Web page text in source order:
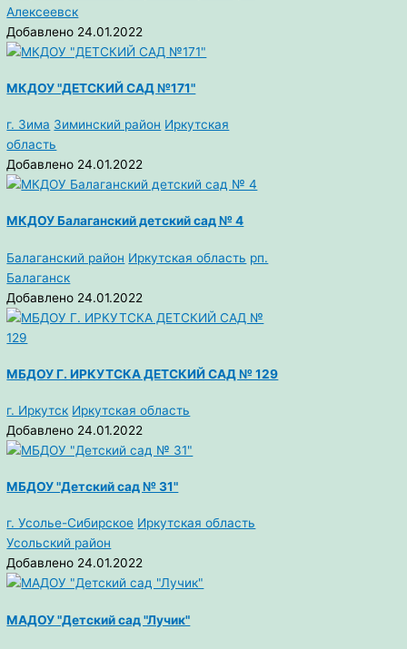
Алексеевск
Добавлено 24.01.2022
МКДОУ "ДЕТСКИЙ САД №171"
г. Зима Зиминский район Иркутская
область
Добавлено 24.01.2022
МКДОУ Балаганский детский сад № 4
Балаганский район Иркутская область рп.
Балаганск
Добавлено 24.01.2022
МБДОУ Г. ИРКУТСКА ДЕТСКИЙ САД № 129
г. Иркутск Иркутская область
Добавлено 24.01.2022
МБДОУ "Детский сад № 31"
г. Усолье-Сибирское Иркутская область
Усольский район
Добавлено 24.01.2022
МАДОУ "Детский сад "Лучик"